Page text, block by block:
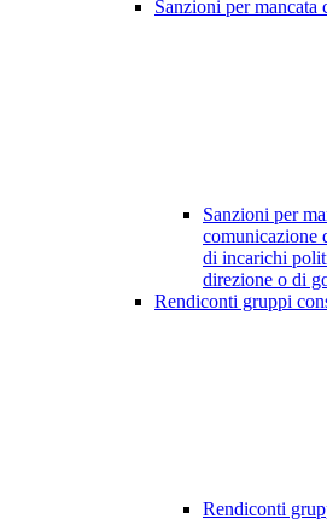
Sanzioni per mancata
Sanzioni per
comunicazione
di incarichi
direzione o di
Rendiconti gruppi
Rendiconti